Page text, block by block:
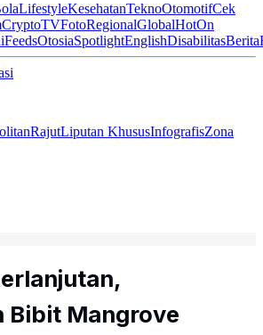
LifestyleKesehatanTeknoOtomotifCek
CryptoTVFotoRegionalGlobalHotOn
FeedsOtosiaSpotlightEnglishDisabilitasBerita
RajutLiputan KhususInfografisZona
Bibit Mangrove